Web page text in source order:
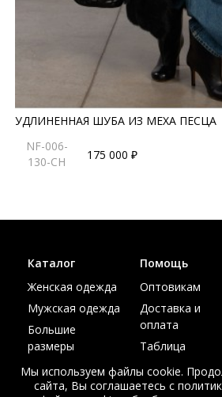
УДЛИНЕННАЯ ШУБА ИЗ МЕХА ПЕСЦА
NF-006-
130-CH
175 000 ₽
Каталог
Женская одежда
Мужская одежда
Большие
размеры
Акции
Помощь
Оптовикам
Доставка и
оплата
Таблица
Мы используем файлы cookie.
сайта, Вы соглашаетесь с